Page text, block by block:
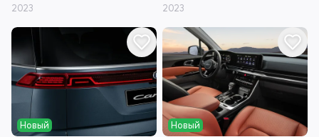
2023 2023
Новый Новый